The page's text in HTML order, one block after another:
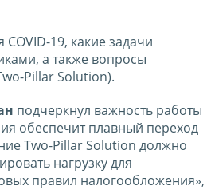
19, какие задачи
а также вопросы
Pillar Solution).
подчеркнул важность работы
обеспечит плавный переход
Two-Pillar Solution должно
нагрузку для
правил налогообложения»,